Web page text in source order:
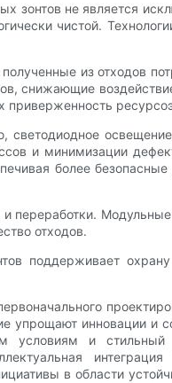
зонтов не является
чистой.
из отходов
снижающие
приверженность
и минимизации
более
переработки.
отходов.
поддерживает
упрощают инновации и
условиям и стильный
в области